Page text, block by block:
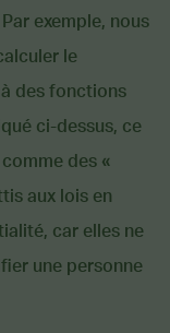
exemple, nous
le
des fonctions
ci-dessus, ce
des «
aux lois en
car elles ne
une personne